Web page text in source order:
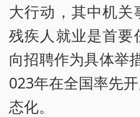
大行动，其中机关
残疾人就业是首要
向招聘作为具体举
023年在全国率先
态化。